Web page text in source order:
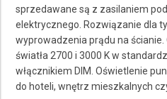
sprzedawane są z zasilaniem
elektrycznego. Rozwiązanie dla
wyprowadzenia prądu na
światła 2700 i 3000 K w
włącznikiem DIM. Oświetlenie
do hoteli, wnętrz mieszkalnych